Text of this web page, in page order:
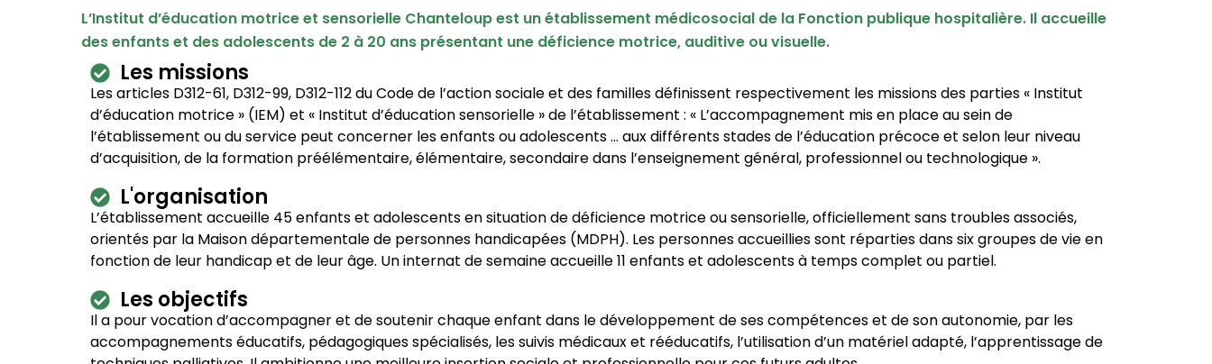
L’Institut d’éducation motrice et sensorielle Chanteloup est un établissement médicosocial de la Fonction publique hospitalière. Il accueille
des enfants et des adolescents de 2 à 20 ans présentant une déficience motrice, auditive ou visuelle.
Les missions
Les articles D312-61, D312-99, D312-112 du Code de l’action sociale et des familles définissent respectivement les missions des parties « Institut
d’éducation motrice » (IEM) et « Institut d’éducation sensorielle » de l’établissement : « L’accompagnement mis en place au sein de
l’établissement ou du service peut concerner les enfants ou adolescents … aux différents stades de l’éducation précoce et selon leur niveau
d’acquisition, de la formation préélémentaire, élémentaire, secondaire dans l’enseignement général, professionnel ou technologique ».
L'organisation
L’établissement accueille 45 enfants et adolescents en situation de déficience motrice ou sensorielle, officiellement sans troubles associés,
orientés par la Maison départementale de personnes handicapées (MDPH). Les personnes accueillies sont réparties dans six groupes de vie en
fonction de leur handicap et de leur âge. Un internat de semaine accueille 11 enfants et adolescents à temps complet ou partiel.
Les objectifs
Il a pour vocation d’accompagner et de soutenir chaque enfant dans le développement de ses compétences et de son autonomie, par les
accompagnements éducatifs, pédagogiques spécialisés, les suivis médicaux et rééducatifs, l’utilisation d’un matériel adapté, l’apprentissage de